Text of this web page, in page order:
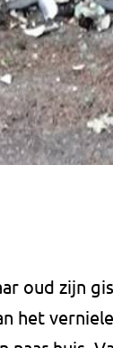
oud zijn
het